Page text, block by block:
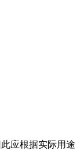
应根据实际用途